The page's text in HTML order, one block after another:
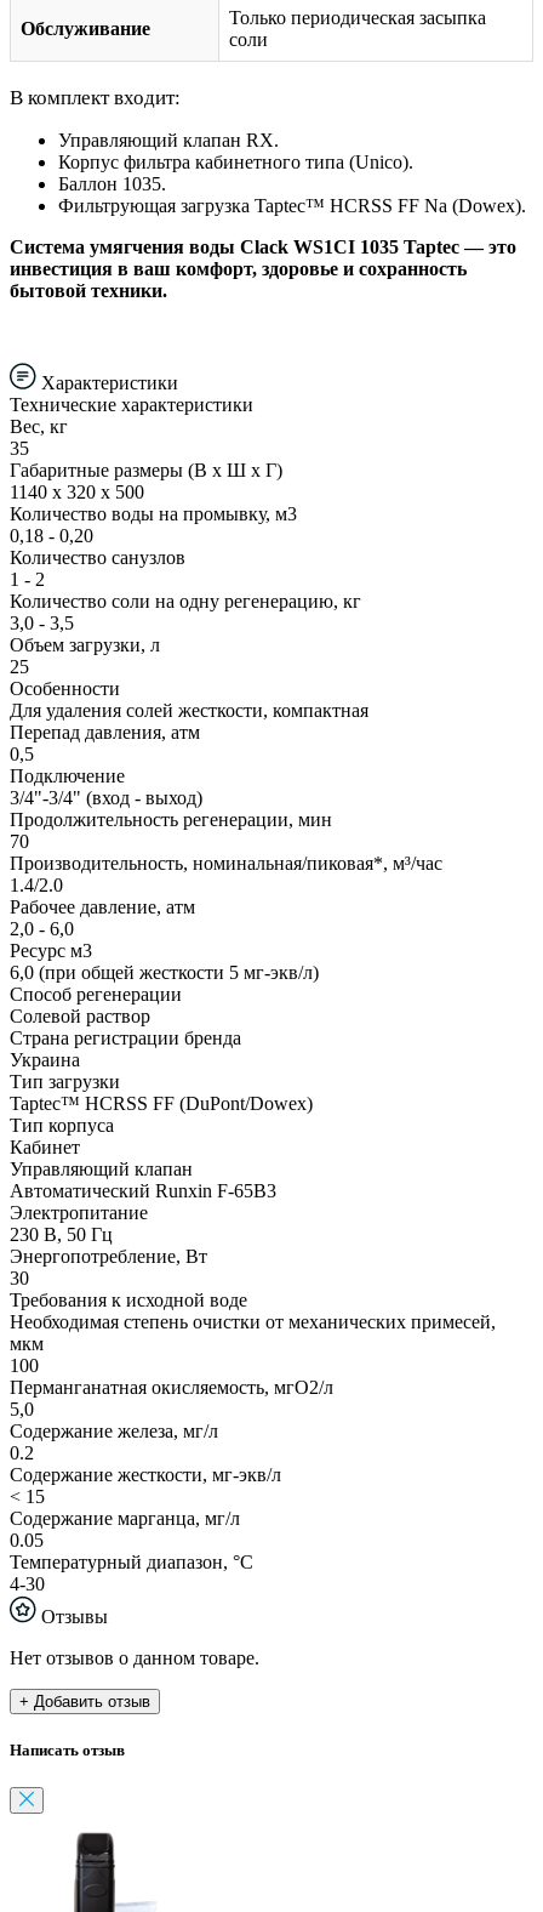
Обслуживание
Только периодическая засыпка
соли
В комплект входит:
Управляющий клапан RX.
Корпус фильтра кабинетного типа (Unico).
Баллон 1035.
Фильтрующая загрузка Taptec™ HCRSS FF Na (Dowex).
Система умягчения воды Clack WS1CI 1035 Taptec — это
инвестиция в ваш комфорт, здоровье и сохранность
бытовой техники.
Характеристики
Технические характеристики
Вес, кг
35
Габаритные размеры (В х Ш х Г)
1140 х 320 х 500
Количество воды на промывку, м3
0,18 - 0,20
Количество санузлов
1 - 2
Количество соли на одну регенерацию, кг
3,0 - 3,5
Объем загрузки, л
25
Особенности
Для удаления солей жесткости, компактная
Перепад давления, атм
0,5
Подключение
3/4"-3/4" (вход - выход)
Продолжительность регенерации, мин
70
Производительность, номинальная/пиковая*, м³/час
1.4/2.0
Рабочее давление, атм
2,0 - 6,0
Ресурс м3
6,0 (при общей жесткости 5 мг-экв/л)
Способ регенерации
Солевой раствор
Страна регистрации бренда
Украина
Тип загрузки
Taptec™ HCRSS FF (DuPont/Dowex)
Тип корпуса
Кабинет
Управляющий клапан
Автоматический Runxin F-65B3
Электропитание
230 В, 50 Гц
Энергопотребление, Вт
30
Требования к исходной воде
Необходимая степень очистки от механических примесей,
мкм
100
Перманганатная окисляемость, мгО2/л
5,0
Содержание железа, мг/л
0.2
Содержание жесткости, мг-экв/л
< 15
Содержание марганца, мг/л
0.05
Температурный диапазон, °С
4-30
Отзывы
Нет отзывов о данном товаре.
+ Добавить отзыв
Написать отзыв